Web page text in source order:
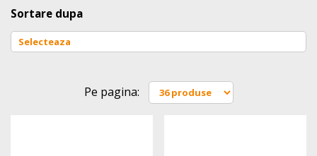
Sortare dupa
Pe pagina: